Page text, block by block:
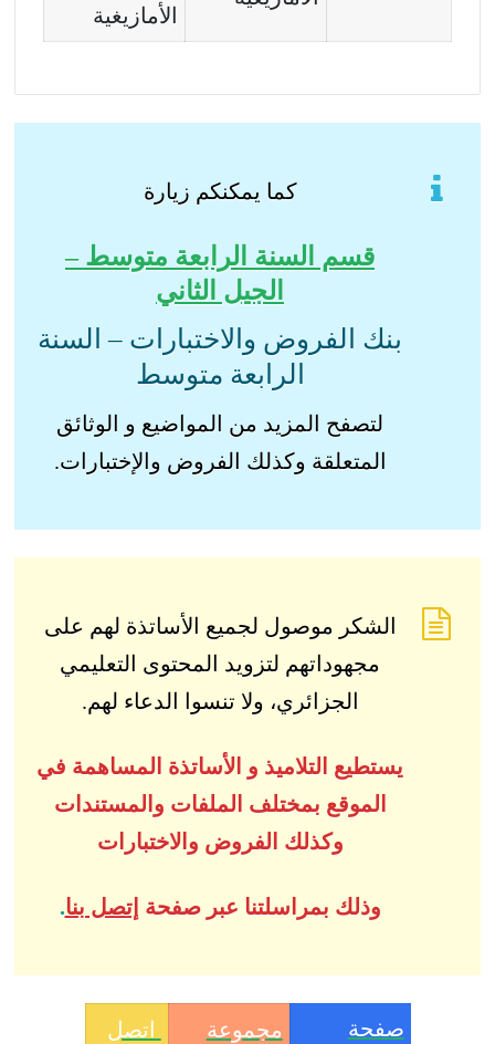
الأمازيغية
كما يمكنكم زيارة
قسم السنة الرابعة متوسط –
الجيل الثاني
بنك الفروض والاختبارات – السنة
الرابعة متوسط
لتصفح المزيد من المواضيع و الوثائق
المتعلقة وكذلك الفروض والإختبارات.
الشكر موصول لجميع الأساتذة لهم على
مجهوداتهم لتزويد المحتوى التعليمي
الجزائري، ولا تنسوا الدعاء لهم.
يستطيع التلاميذ و الأساتذة المساهمة في
الموقع بمختلف الملفات والمستندات
وكذلك الفروض والاختبارات
وذلك بمراسلتنا عبر صفحة إتصل بنا.
صفحة
مجموعة
اتصل